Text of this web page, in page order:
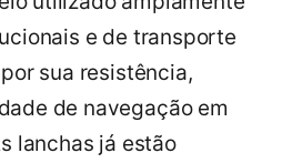
e de transporte
sua resistência,
de navegação em
lanchas já estão